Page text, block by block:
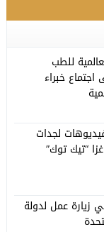
للطب
خبراء
لجدات
“تيك توك”
عمل لدولة